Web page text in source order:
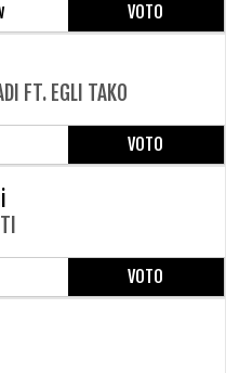
VOTO
FT. EGLI TAKO
VOTO
VOTO